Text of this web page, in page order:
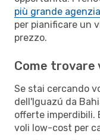
più grande
per pianificare un
prezzo.
Come trovare
Se stai cercando
dell'Iguazú da
offerte imperdibili.
voli low-cost per